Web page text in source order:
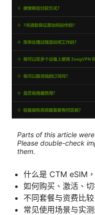
Parts of this article
Please double-check
them.
什么是 CTM eSIM
如何购买、激活、
不同套餐与资费比
常见使用场景与实